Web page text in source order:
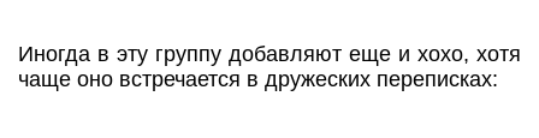
Иногда в эту группу добавляют еще и xoxo, хотя
чаще оно встречается в дружеских переписках: